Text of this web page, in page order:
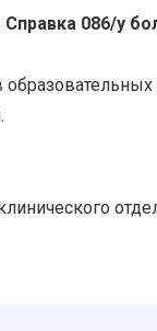
Справка 086/у